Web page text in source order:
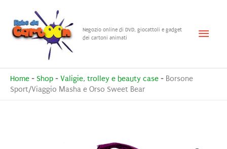
contenuto
Negozio online di DVD, giocattoli e gadget
dei cartoni animati
Menu
Home - Shop - Valigie, trolley e beauty case - Borsone
Sport/Viaggio Masha e Orso Sweet Bear